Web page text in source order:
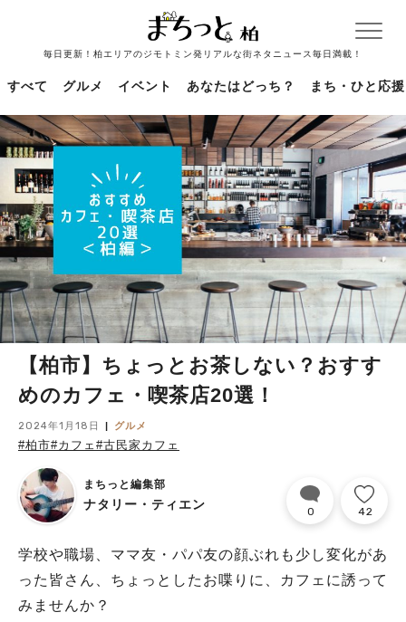
毎日更新！柏エリアのジモトミン発リアルな街ネタニュース毎日満載！
すべて グルメ イベント あなたはどっち？ まち・ひと応援
【柏市】ちょっとお茶しない？おすす
めのカフェ・喫茶店20選！
2024年1月18日 グルメ
#柏市#カフェ #古民家カフェ
まちっと編集部
ナタリー・ティエン 0 42
学校や職場、ママ友・パパ友の顔ぶれも少し変化があ
った皆さん、ちょっとしたお喋りに、カフェに誘って
みませんか？